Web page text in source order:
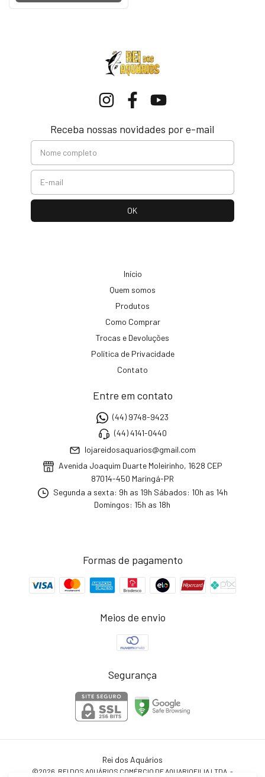
Receba nossas novidades por e-mail
Início
Quem somos
Produtos
Como Comprar
Trocas e Devoluções
Política de Privacidade
Contato
Entre em contato
(44) 9748-9423
(44) 4141-0440
lojareidosaquarios@gmail.com
Avenida Joaquim Duarte Moleirinho, 1628 CEP
87014-450 Maringá-PR
Segunda a sexta: 9h as 19h Sábados: 10h as 14h
Domingos: 15h as 18h
Formas de pagamento
Meios de envio
Segurança
Rei dos Aquários
©2026. REI DOS AQUÁRIOS COMÉRCIO DE AQUARIOFILIA LTDA. -